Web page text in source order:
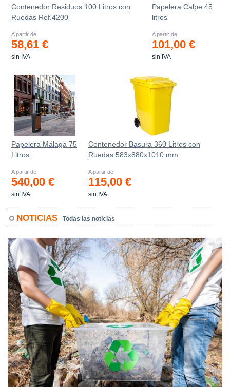
Contenedor Residuos 100 Litros con
Ruedas Ref.4200
A partir de
58,61 €
sin IVA
Papelera Calpe 45
litros
A partir de
101,00 €
sin IVA
Papelera Málaga 75
Litros
A partir de
540,00 €
sin IVA
Contenedor Basura 360 Litros con
Ruedas 583x880x1010 mm
A partir de
115,00 €
sin IVA
NOTICIAS Todas las noticias